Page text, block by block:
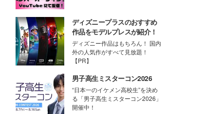
ディズニープラスのおすすめ
作品をモデルプレスが紹介！
ディズニー作品はもちろん！ 国内
外の人気作がすべて見放題！
【PR】
男子高生ミスターコン2026
“日本一のイケメン高校生”を決め
る「男子高生ミスターコン2026」
開催中！